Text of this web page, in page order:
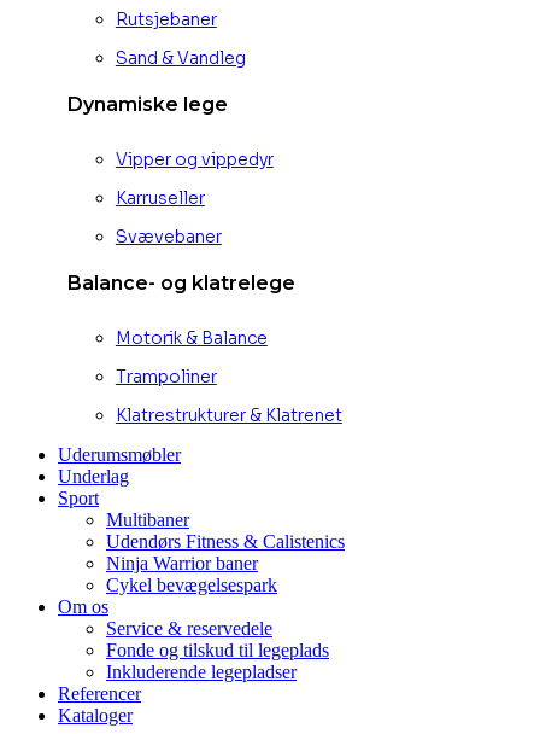
Rutsjebaner
Sand & Vandleg
Dynamiske lege
Vipper og vippedyr
Karruseller
Svævebaner
Balance- og klatrelege
Motorik & Balance
Trampoliner
Klatrestrukturer & Klatrenet
Uderumsmøbler
Underlag
Sport
Multibaner
Udendørs Fitness & Calistenics
Ninja Warrior baner
Cykel bevægelsespark
Om os
Service & reservedele
Fonde og tilskud til legeplads
Inkluderende legepladser
Referencer
Kataloger